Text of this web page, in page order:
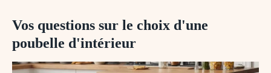
Vos questions sur le choix d'une
poubelle d'intérieur